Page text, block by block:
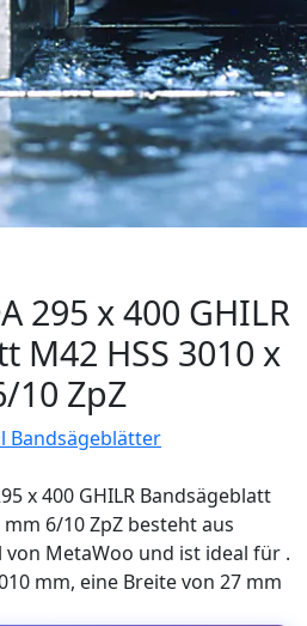
295 x 400 GHILR
M42 HSS 3010 x
10 ZpZ
Bandsägeblätter
x 400 GHILR Bandsägeblatt
mm 6/10 ZpZ besteht aus
MetaWoo und ist ideal für .
mm, eine Breite von 27 mm